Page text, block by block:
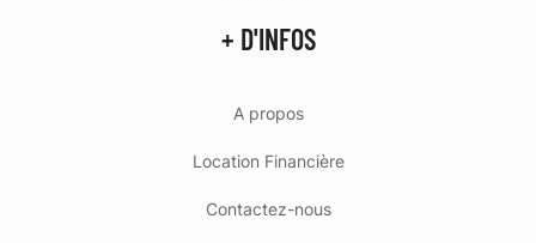
+ D'INFOS
A propos
Location Financière
Contactez-nous